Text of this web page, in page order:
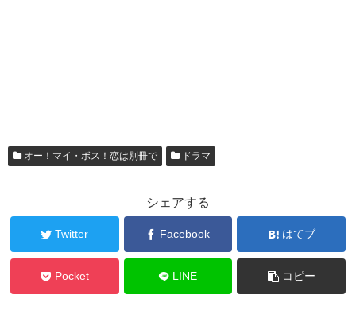
オー！マイ・ボス！恋は別冊で ドラマ
シェアする
Twitter Facebook はてブ
Pocket LINE コピー